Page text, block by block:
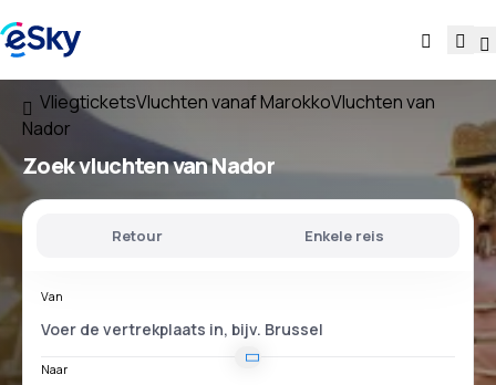
VliegticketsVluchten vanaf MarokkoVluchten van
Nador
Zoek vluchtenvan Nador
Retour Enkele reis
Van
Naar